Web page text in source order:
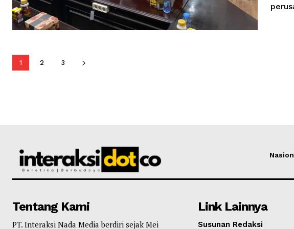
1 2 3
Tentang Kami
PT. Interaksi Nada Media berdiri sejak Mei
Link Lainnya
Susunan Redaksi